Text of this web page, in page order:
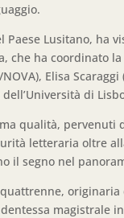
Paese Lusitano, ha
che ha coordinato
Elisa
di
qualità, pervenuti
letteraria oltre
il segno nel
magistrale